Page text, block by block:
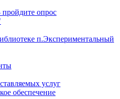
опрос
п.Экспериментальный
услуг
обеспечение